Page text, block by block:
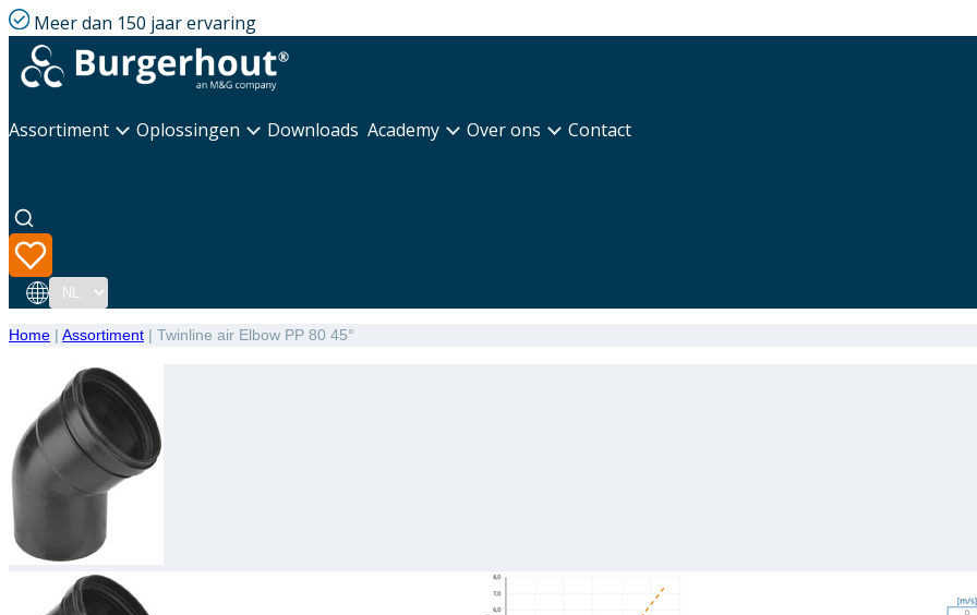
Meer dan 150 jaar ervaring
Assortiment Oplossingen Downloads Academy Over ons Contact
Taal
Home | Assortiment | Twinline air Elbow PP 80 45°